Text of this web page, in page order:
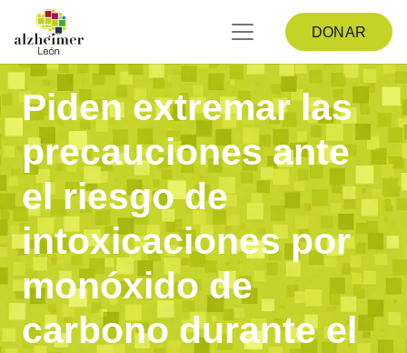
DONAR
Piden extremar las
precauciones ante
el riesgo de
intoxicaciones por
monóxido de
carbono durante el